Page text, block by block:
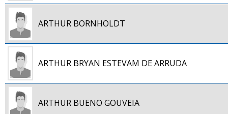
ARTHUR BORNHOLDT
ARTHUR BRYAN ESTEVAM DE ARRUDA
ARTHUR BUENO GOUVEIA